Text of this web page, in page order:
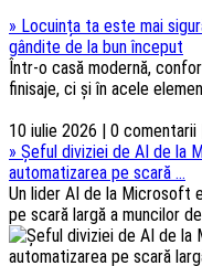
» Locuința ta este mai
gândite de la bun început
Într-o casă modernă,
finisaje, ci și în acele
10 iulie 2026 | 0
» Șeful diviziei de AI de la
automatizarea pe scară ...
Un lider AI de la Microsoft
pe scară largă a muncilor